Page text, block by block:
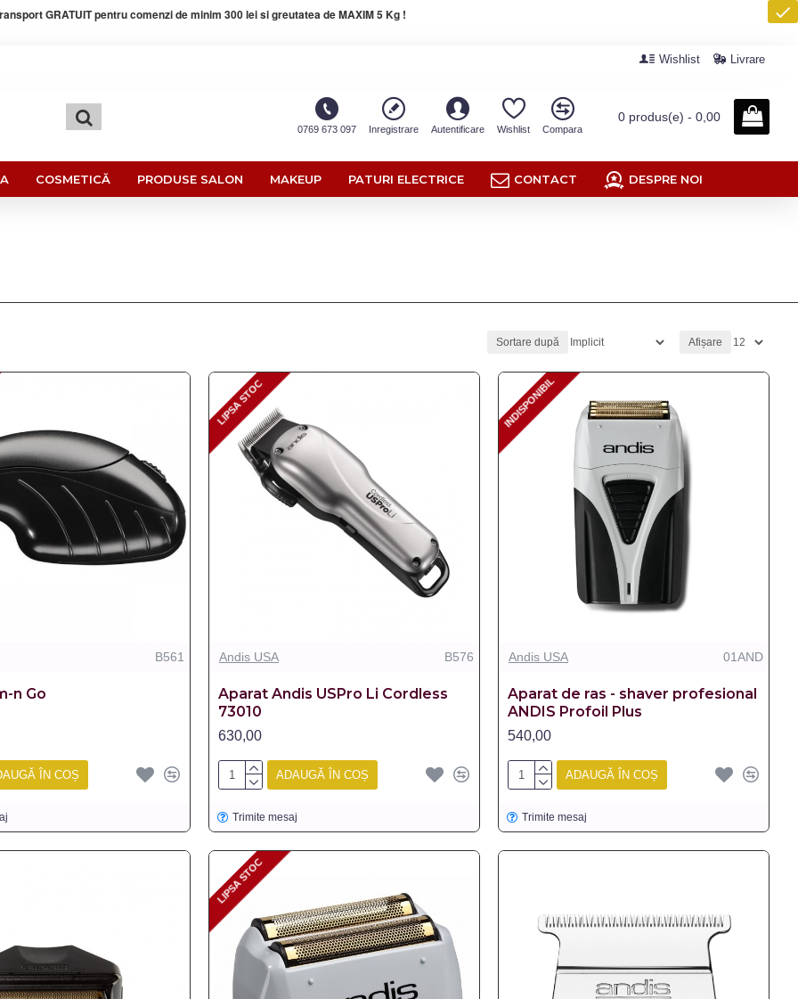
GRATUIT pentru comenzi de minim 300 lei si greutatea de MAXIM 5 Kg !
Wishlist Livrare
0769 673 097 Inregistrare Autentificare Wishlist Compara
0 produs(e) - 0,00
COSMETICĂ PRODUSE SALON MAKEUP PATURI ELECTRICE CONTACT DESPRE NOI
Sortare după Afișare
B561
n Go
ÎN COȘ
LIPSA STOC
LIPSA STOC
Andis USA B576
Aparat Andis USPro Li Cordless
73010
630,00
ADAUGĂ ÎN COȘ
Trimite mesaj
INDISPONIBIL
INDISPONIBIL
Andis USA 01AND
Aparat de ras - shaver profesional
ANDIS Profoil Plus
540,00
ADAUGĂ ÎN COȘ
Trimite mesaj
LIPSA STOC
LIPSA STOC